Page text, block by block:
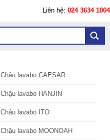
Liên hệ: 024 3634 1004
Chậu lavabo CAESAR
Chậu lavabo HANJIN
Chậu lavabo ITO
Chậu lavabo MOONOAH